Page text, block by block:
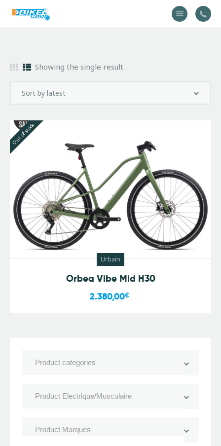
Vélo
Équipement
Actualités
Showing the single result
Out of stock
Urbain
Orbea Vibe Mid H30
2.380,00€